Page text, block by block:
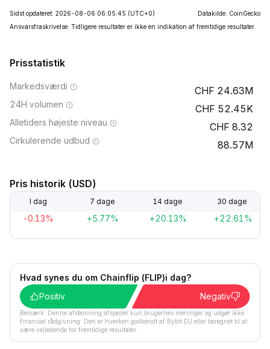
Sidst opdateret: 2026-08-06 06:05:45 (UTC+0)
Datakilde: CoinGecko
Ansvarsfraskrivelse: Tidligere resultater er ikke en indikation af fremtidige resultater.
Prisstatistik
Markedsværdi 24.63M
24H volumen 52.45K
Alletiders højeste niveau 8.32
Cirkulerende udbud 88.57M
Pris historik (USD)
I dag 7 dage 14 dage 30 dage
-0.13% +5.77% +20.13% +22.61%
Hvad synes du om Chainflip (FLIP)i dag?
Positiv
Negativ
Bemærk: Denne afstemning afspejler kun brugernes meninger og udgør ikke
finansiel rådgivning. Den er hverken godkendt af Bybit EU eller beregnet til at
være vejledende for fremtidige resultater.